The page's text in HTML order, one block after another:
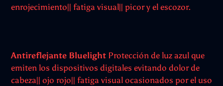
enrojecimiento|| fatiga visual|| picor y el escozor.
Antireflejante Bluelight Protección de luz azul que
emiten los dispositivos digitales evitando dolor de
cabeza|| ojo rojo|| fatiga visual ocasionados por el uso